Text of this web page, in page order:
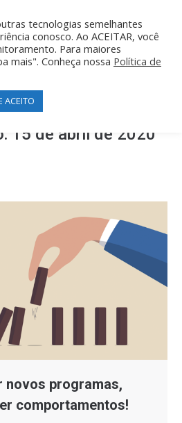
15 de abril de 2020
novos programas,
comportamentos!
tecnologias semelhantes
conosco. Ao ACEITAR, você
Para maiores
mais". Conheça nossa Política de
ACEITO